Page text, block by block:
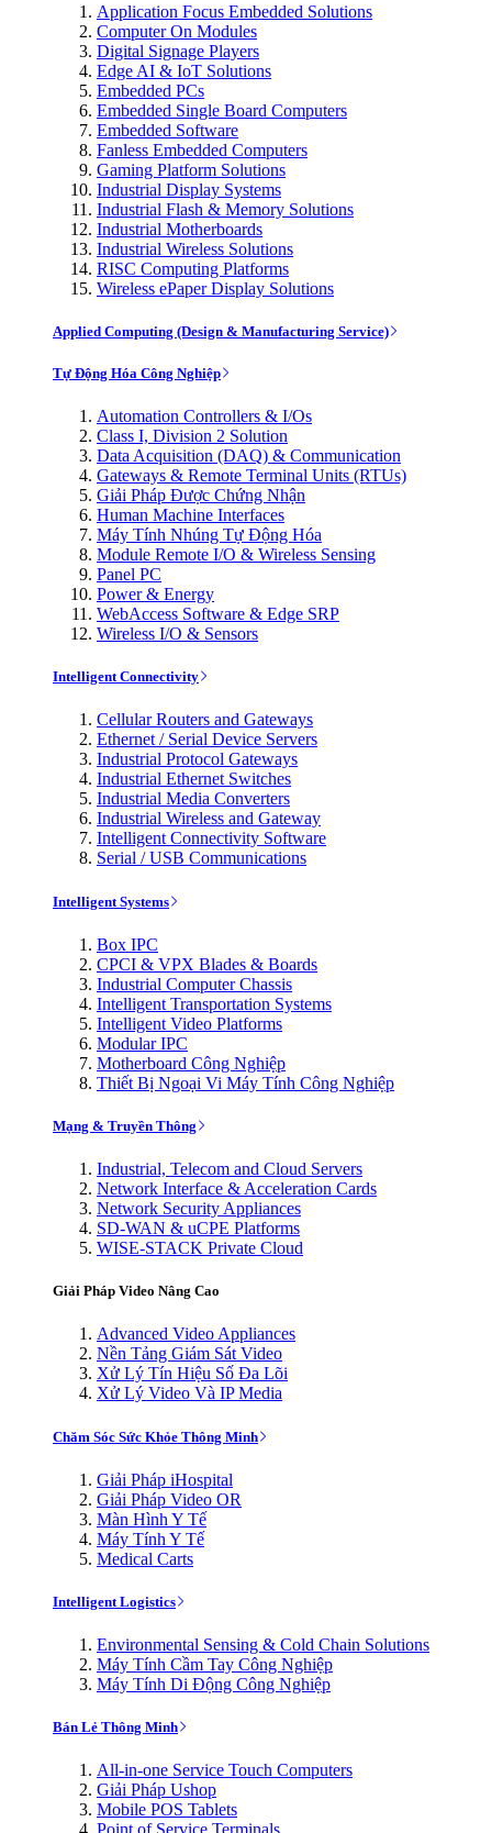
Application Focus Embedded Solutions
Computer On Modules
Digital Signage Players
Edge AI & IoT Solutions
Embedded PCs
Embedded Single Board Computers
Embedded Software
Fanless Embedded Computers
Gaming Platform Solutions
Industrial Display Systems
Industrial Flash & Memory Solutions
Industrial Motherboards
Industrial Wireless Solutions
RISC Computing Platforms
Wireless ePaper Display Solutions
Applied Computing (Design & Manufacturing Service)
Tự Động Hóa Công Nghiệp
Automation Controllers & I/Os
Class I, Division 2 Solution
Data Acquisition (DAQ) & Communication
Gateways & Remote Terminal Units (RTUs)
Giải Pháp Được Chứng Nhận
Human Machine Interfaces
Máy Tính Nhúng Tự Động Hóa
Module Remote I/O & Wireless Sensing
Panel PC
Power & Energy
WebAccess Software & Edge SRP
Wireless I/O & Sensors
Intelligent Connectivity
Cellular Routers and Gateways
Ethernet / Serial Device Servers
Industrial Protocol Gateways
Industrial Ethernet Switches
Industrial Media Converters
Industrial Wireless and Gateway
Intelligent Connectivity Software
Serial / USB Communications
Intelligent Systems
Box IPC
CPCI & VPX Blades & Boards
Industrial Computer Chassis
Intelligent Transportation Systems
Intelligent Video Platforms
Modular IPC
Motherboard Công Nghiệp
Thiết Bị Ngoại Vi Máy Tính Công Nghiệp
Mạng & Truyền Thông
Industrial, Telecom and Cloud Servers
Network Interface & Acceleration Cards
Network Security Appliances
SD-WAN & uCPE Platforms
WISE-STACK Private Cloud
Giải Pháp Video Nâng Cao
Advanced Video Appliances
Nền Tảng Giám Sát Video
Xử Lý Tín Hiệu Số Đa Lõi
Xử Lý Video Và IP Media
Chăm Sóc Sức Khỏe Thông Minh
Giải Pháp iHospital
Giải Pháp Video OR
Màn Hình Y Tế
Máy Tính Y Tế
Medical Carts
Intelligent Logistics
Environmental Sensing & Cold Chain Solutions
Máy Tính Cầm Tay Công Nghiệp
Máy Tính Di Động Công Nghiệp
Bán Lẻ Thông Minh
All-in-one Service Touch Computers
Giải Pháp Ushop
Mobile POS Tablets